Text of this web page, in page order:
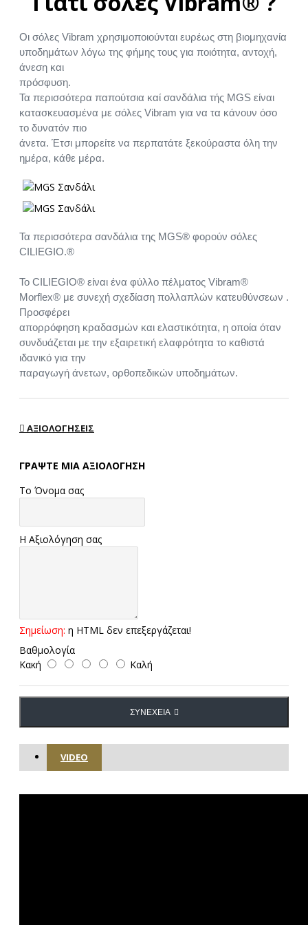
Οι σόλες Vibram χρησιμοποιούνται ευρέως στη βιομηχανία
υποδημάτων λόγω της φήμης τους για ποιότητα, αντοχή,
άνεση και
πρόσφυση.
Τα περισσότερα παπούτσια καί σανδάλια τής MGS είναι
κατασκευασμένα με σόλες Vibram για να τα κάνουν όσο
το δυνατόν πιο
άνετα. Έτσι μπορείτε να περπατάτε ξεκούραστα όλη την
ημέρα, κάθε μέρα.
Τα περισσότερα σανδάλια της MGS® φορούν σόλες
CILIEGIO.®
Το CILIEGIO® είναι ένα φύλλο πέλματος Vibram®
Morflex® με συνεχή σχεδίαση πολλαπλών κατευθύνσεων .
Προσφέρει
απορρόφηση κραδασμών και ελαστικότητα, η οποία όταν
συνδυάζεται με την εξαιρετική ελαφρότητα το καθιστά
ιδανικό για την
παραγωγή άνετων, ορθοπεδικών υποδημάτων.
ΑΞΙΟΛΟΓΉΣΕΙΣ
ΓΡΆΨΤΕ ΜΙΑ ΑΞΙΟΛΌΓΗΣΗ
Το Όνομα σας
Η Αξιολόγηση σας
Σημείωση: η HTML δεν επεξεργάζεται!
Βαθμολογία
Κακή
Καλή
ΣΥΝΈΧΕΙΑ
VIDEO